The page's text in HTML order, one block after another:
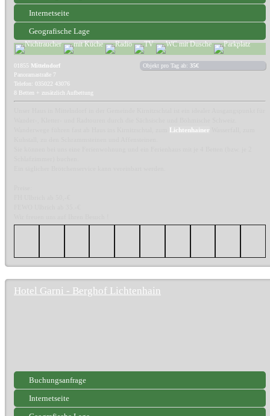
Internetseite
Geografische Lage
01855 Mittelndorf
Panoramastraße 7
Telefon: 035022 43076
8 Betten + zusätzlich Aufbettung
Objekt pro Tag ab: 35€
Lichtenhainer
Hotel Garni - Berghof Lichtenhain
Buchungsanfrage
Internetseite